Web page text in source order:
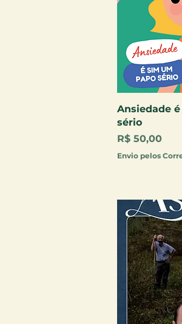
Ansiedade
sério
Preço
R$ 50,00
Envio pelos